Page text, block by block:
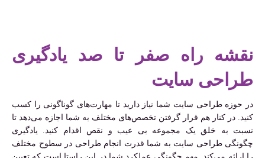
نقشه راه صفر تا صد یادگیری
طراحی سایت
در حوزه طراحی سایت شما نیاز دارید تا مهارت‌های گوناگونی را کسب
کنید. در کنار هم قرار گرفتن تخصص‌های مختلف به شما اجازه می‌دهد تا
نسبت به خلق یک مجموعه بی عیب و نقص اقدام کنید. یادگیری
چگونگی طراحی سایت به شما قدرت انجام طراحی در سطوح مختلف